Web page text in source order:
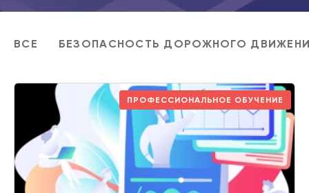
ВСЕ БЕЗОПАСНОСТЬ ДОРОЖНОГО
ПРОФЕССИОНАЛЬНОЕ ОБУЧЕНИЕ